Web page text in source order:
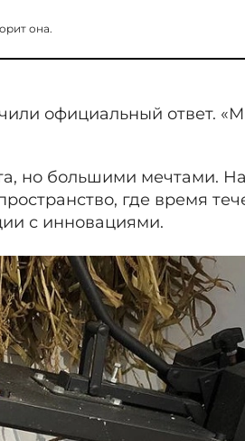
она.
официальный ответ.
но большими мечтами.
где время
с инновациями.